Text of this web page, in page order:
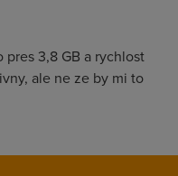
pres 3,8 GB a rychlost
ale ne ze by mi to